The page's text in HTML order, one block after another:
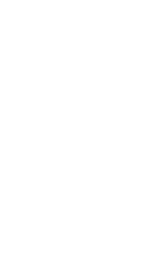
ィング
ズ
赤坂山王センタービル